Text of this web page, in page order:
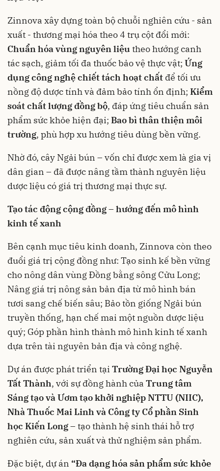
Zinnova xây dựng toàn bộ chuỗi nghiên cứu - sản
xuất - thương mại hóa theo 4 trụ cột đổi mới:
Chuẩn hóa vùng nguyên liệu theo hướng canh
tác sạch, giảm tối đa thuốc bảo vệ thực vật; Ứng
dụng công nghệ chiết tách hoạt chất để tối ưu
nồng độ dược tính và đảm bảo tính ổn định; Kiểm
soát chất lượng đồng bộ, đáp ứng tiêu chuẩn sản
phẩm sức khỏe hiện đại; Bao bì thân thiện môi
trường, phù hợp xu hướng tiêu dùng bền vững.
Nhờ đó, cây Ngải bún – vốn chỉ được xem là gia vị
dân gian – đã được nâng tầm thành nguyên liệu
dược liệu có giá trị thương mại thực sự.
Tạo tác động cộng đồng – hướng đến mô hình
kinh tế xanh
Bên cạnh mục tiêu kinh doanh, Zinnova còn theo
đuổi giá trị cộng đồng như: Tạo sinh kế bền vững
cho nông dân vùng Đồng bằng sông Cửu Long;
Nâng giá trị nông sản bản địa từ mô hình bán
tươi sang chế biến sâu; Bảo tồn giống Ngải bún
truyền thống, hạn chế mai một nguồn dược liệu
quý; Góp phần hình thành mô hình kinh tế xanh
dựa trên tài nguyên bản địa và công nghệ.
Dự án được phát triển tại Trường Đại học Nguyễn
Tất Thành, với sự đồng hành của Trung tâm
Sáng tạo và Ươm tạo khởi nghiệp NTTU (NIIC),
Nhà Thuốc Mai Linh và Công ty Cổ phần Sinh
học Kiến Long– tạo thành hệ sinh thái hỗ trợ
nghiên cứu, sản xuất và thử nghiệm sản phẩm.
Đặc biệt, dự án “Đa dạng hóa sản phẩm sức khỏe